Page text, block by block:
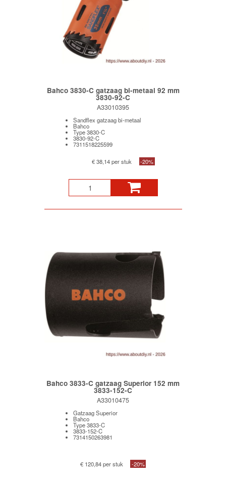
Bahco 3830-C gatzaag bi-metaal 92 mm
3830-92-C
A33010395
Sandflex gatzaag bi-metaal
Bahco
Type 3830-C
3830-92-C
7311518225599
€ 38,14 per stuk -20%
Bahco 3833-C gatzaag Superior 152 mm
3833-152-C
A33010475
Gatzaag Superior
Bahco
Type 3833-C
3833-152-C
7314150263981
€ 120,84 per stuk -20%